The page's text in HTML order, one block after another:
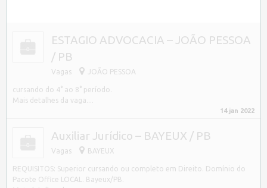
ESTAGIO ADVOCACIA – JOÃO PESSOA
/ PB
Vagas JOÃO PESSOA
cursando do 4° ao 8° período.
Mais detalhes da vaga....
14 jan 2022
Auxiliar Jurídico – BAYEUX / PB
Vagas BAYEUX
REQUISITOS: Superior cursando ou completo em Direito. Domínio do
Pacote Office LOCAL. Bayeux/PB.